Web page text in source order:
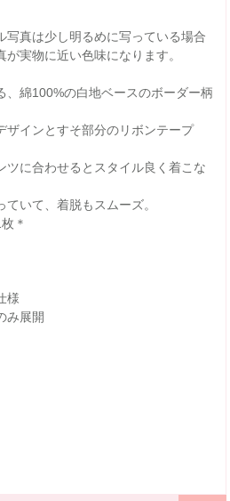
真は少し明るめに写っている場合
実物に近い色味になります。
、綿100%の白地ベースのボーダー柄
ザインとすそ部分のリボンテープ
ツに合わせるとスタイル良く着こな
いて、着脱もスムーズ。
＊
様
み展開